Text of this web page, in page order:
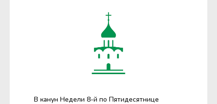
В канун Недели 8-й по Пятидесятнице